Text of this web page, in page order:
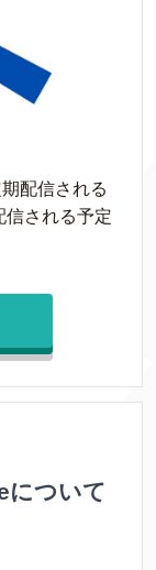
配信される
信される予定
について